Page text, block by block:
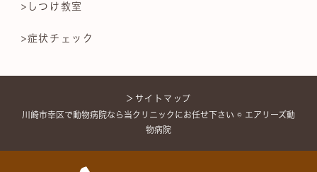
>しつけ教室
>症状チェック
＞サイトマップ
川崎市幸区で動物病院なら当クリニックにお任せ下さい © エアリーズ動
物病院